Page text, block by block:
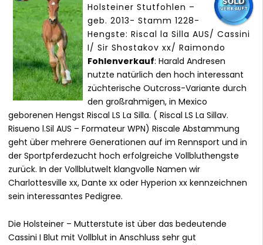
Holsteiner Stutfohlen –
geb. 2013- Stamm 1228-
Hengste: Riscal la Silla AUS/ Cassini
I/ Sir Shostakov xx/ Raimondo
Fohlenverkauf: Harald Andresen
nutzte natürlich den hoch interessant
züchterische Outcross-Variante durch
den großrahmigen, in Mexico
geborenen Hengst Riscal LS La Silla. ( Riscal LS La Sillav.
Risueno l.Sil AUS – Formateur WPN) Riscale Abstammung
geht über mehrere Generationen auf im Rennsport und in
der Sportpferdezucht hoch erfolgreiche Vollbluthengste
zurück. In der Vollblutwelt klangvolle Namen wir
Charlottesville xx, Dante xx oder Hyperion xx kennzeichnen
sein interessantes Pedigree.
Die Holsteiner – Mutterstute ist über das bedeutende
Cassini I Blut mit Vollblut in Anschluss sehr gut